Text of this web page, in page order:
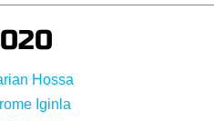
Hossa
Iginla